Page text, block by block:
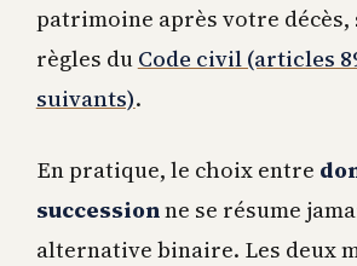
patrimoine après votre décès,
règles du Code civil (articles
suivants).
En pratique, le choix entre
successionne se résume
alternative binaire. Les deux